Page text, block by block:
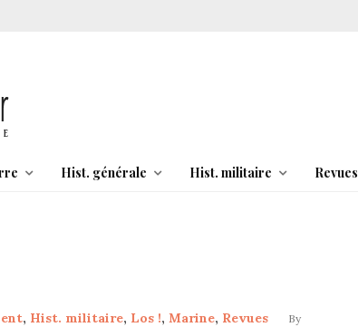
Hist. générale Hist. militaire Revues
, Hist. militaire, Los !, Marine, Revues
By